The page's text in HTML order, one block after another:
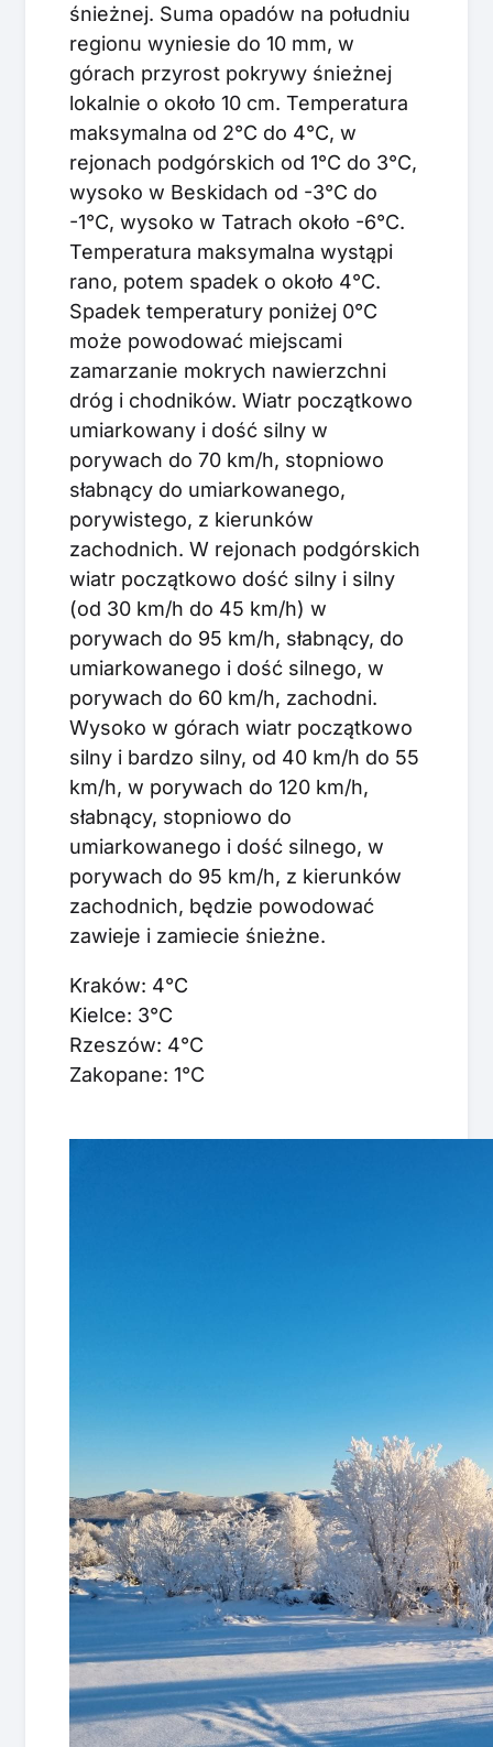
śnieżnej. Suma opadów na południu
regionu wyniesie do 10 mm, w
górach przyrost pokrywy śnieżnej
lokalnie o około 10 cm. Temperatura
maksymalna od 2°C do 4°C, w
rejonach podgórskich od 1°C do 3°C,
wysoko w Beskidach od -3°C do
-1°C, wysoko w Tatrach około -6°C.
Temperatura maksymalna wystąpi
rano, potem spadek o około 4°C.
Spadek temperatury poniżej 0°C
może powodować miejscami
zamarzanie mokrych nawierzchni
dróg i chodników. Wiatr początkowo
umiarkowany i dość silny w
porywach do 70 km/h, stopniowo
słabnący do umiarkowanego,
porywistego, z kierunków
zachodnich. W rejonach podgórskich
wiatr początkowo dość silny i silny
(od 30 km/h do 45 km/h) w
porywach do 95 km/h, słabnący, do
umiarkowanego i dość silnego, w
porywach do 60 km/h, zachodni.
Wysoko w górach wiatr początkowo
silny i bardzo silny, od 40 km/h do 55
km/h, w porywach do 120 km/h,
słabnący, stopniowo do
umiarkowanego i dość silnego, w
porywach do 95 km/h, z kierunków
zachodnich, będzie powodować
zawieje i zamiecie śnieżne.
Kraków: 4°C
Kielce: 3°C
Rzeszów: 4°C
Zakopane: 1°C